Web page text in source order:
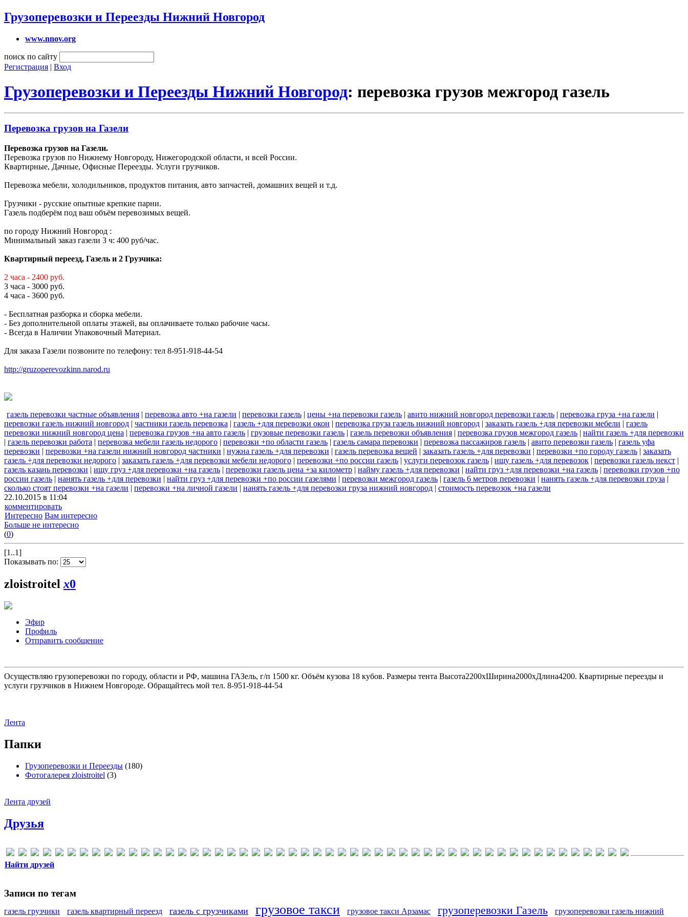
Грузоперевозки и Переезды Нижний Новгород
www.nnov.org
поиск по сайту
Регистрация | Вход
Грузоперевозки и Переезды Нижний Новгород: перевозка грузов межгород газель
Перевозка грузов на Газели
Перевозка грузов на Газели.
Перевозка грузов по Нижнему Новгороду, Нижегородской области, и всей России.
Квартирные, Дачные, Офисные Переезды. Услуги грузчиков.
Перевозка мебели, холодильников, продуктов питания, авто запчастей, домашних вещей и т.д.
Грузчики - русские опытные крепкие парни.
Газель подберём под ваш объём перевозимых вещей.
по городу Нижний Новгород :
Минимальный заказ газели 3 ч: 400 руб/час.
Квартирный переезд, Газель и 2 Грузчика:
2 часа - 2400 руб.
3 часа - 3000 руб.
4 часа - 3600 руб.
- Бесплатная разборка и сборка мебели.
- Без дополнительной оплаты этажей, вы оплачиваете только рабочие часы.
- Всегда в Наличии Упаковочный Материал.
Для заказа Газели позвоните по телефону: тел 8-951-918-44-54
http://gruzoperevozkinn.narod.ru
газель перевозки частные объявления | перевозка авто +на газели | перевозки газель | цены +на перевозки газель | авито нижний новгород перевозки газель | перевозка груза +на газели |
перевозки газель нижний новгород | частники газель перевозка | газель +для перевозки окон | перевозка груза газель нижний новгород | заказать газель +для перевозки мебели | газель
перевозки нижний новгород цена | перевозка грузов +на авто газель | грузовые перевозки газель | газель перевозки объявления | перевозка грузов межгород газель | найти газель +для перевозки
| газель перевозки работа | перевозка мебели газель недорого | перевозки +по области газель | газель самара перевозки | перевозка пассажиров газель | авито перевозки газель | газель уфа
перевозки | перевозки +на газели нижний новгород частники | нужна газель +для перевозки | газель перевозка вещей | заказать газель +для перевозки | перевозки +по городу газель | заказать
газель +для перевозки недорого | заказать газель +для перевозки мебели недорого | перевозки +по россии газель | услуги перевозок газель | ищу газель +для перевозок | перевозки газель некст |
газель казань перевозки | ищу груз +для перевозки +на газель | перевозки газель цена +за километр | найму газель +для перевозки | найти груз +для перевозки +на газель | перевозки грузов +по
россии газель | нанять газель +для перевозки | найти груз +для перевозки +по россии газелями | перевозки межгород газель | газель 6 метров перевозки | нанять газель +для перевозки груза |
сколько стоят перевозки +на газели | перевозки +на личной газели | нанять газель +для перевозки груза нижний новгород | стоимость перевозок +на газели
22.10.2015 в 11:04
комментировать
Интересно Вам интересно
Больше не интересно
(0)
[1..1]
Показывать по:
zloistroitel x0
Эфир
Профиль
Отправить сообщение
Осуществляю грузоперевозки по городу, области и РФ, машина ГАЗель, г/п 1500 кг. Объём кузова 18 кубов. Размеры тента Высота2200хШирина2000хДлина4200. Квартирные переезды и
услуги грузчиков в Нижнем Новгороде. Обращайтесь мой тел. 8-951-918-44-54
Лента
Папки
Грузоперевозки и Переезды (180)
Фотогалерея zloistroitel (3)
Лента друзей
Друзья
Найти друзей
Записи по тегам
газель грузчики газель квартирный переезд газель с грузчиками грузовое такси грузовое такси Арзамас грузоперевозки Газель грузоперевозки газель нижний